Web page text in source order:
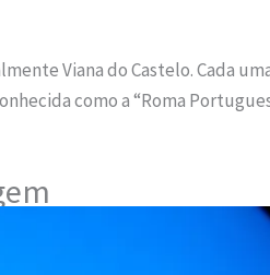
Viana do Castelo. Cada
como a “Roma